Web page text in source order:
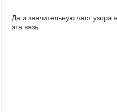
Да и значительную част узора
эта вязь